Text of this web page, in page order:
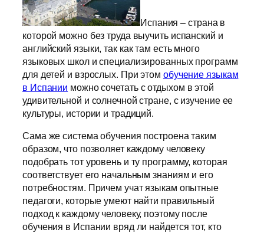
Испания – страна в
которой можно без труда выучить испанский и
английский языки, так как там есть много
языковых школ и специализированных программ
для детей и взрослых. При этом обучение языкам
в Испании можно сочетать с отдыхом в этой
удивительной и солнечной стране, с изучение ее
культуры, истории и традиций.
Сама же система обучения построена таким
образом, что позволяет каждому человеку
подобрать тот уровень и ту программу, которая
соответствует его начальным знаниям и его
потребностям. Причем учат языкам опытные
педагоги, которые умеют найти правильный
подход к каждому человеку, поэтому после
обучения в Испании вряд ли найдется тот, кто